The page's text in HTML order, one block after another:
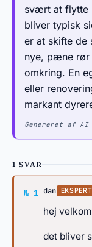
svært at flytte
bliver typisk
er at skifte de
nye, pæne rør
omkring. En
eller
markant
Genereret af AI
1 SVAR
№ 1 Svar af
dan EKSPERT
hej
det bliver